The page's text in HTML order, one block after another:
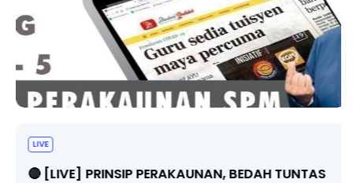
LIVE
🔴 [LIVE] PRINSIP PERAKAUNAN, BEDAH TUNTAS